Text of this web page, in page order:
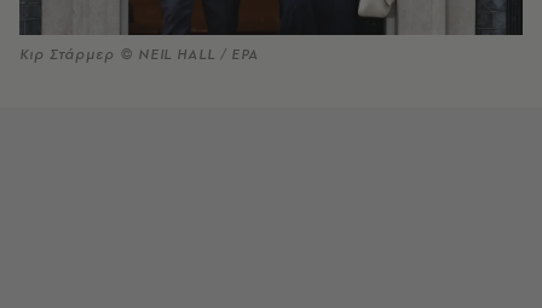
Κιρ Στάρμερ © NEIL HALL / EPA